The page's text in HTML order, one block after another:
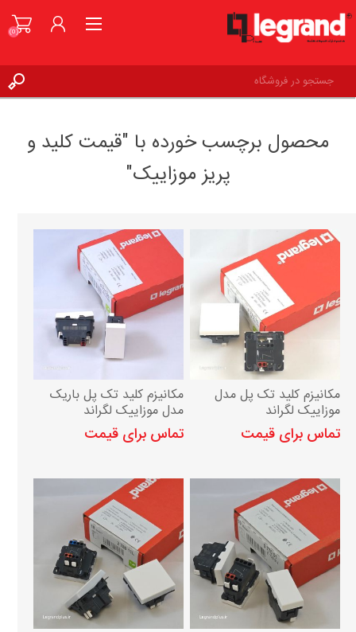
علاقه مندی ها
(0)
محصول برچسب خورده با "قیمت کلید و
پریز موزاییک"
مکانیزم کلید تک پل مدل
موزاییک لگراند
تماس برای قیمت
مکانیزم کلید تک پل باریک
مدل موزاییک لگراند
تماس برای قیمت